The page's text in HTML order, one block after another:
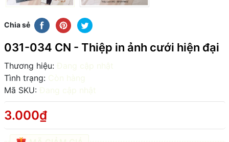
Chia sẻ
031-034 CN - Thiệp in ảnh cưới hiện đại
Thương hiệu: Đang cập nhật
Tình trạng: Còn hàng
Mã SKU: Đang cập nhật
3.000₫